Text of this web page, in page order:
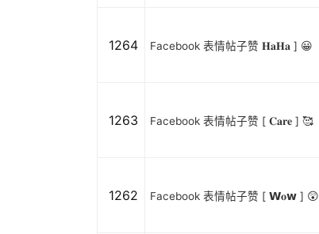
1264 Facebook 表情帖子赞 𝐇𝐚𝐇𝐚 ] 😀
1263 Facebook 表情帖子赞 [ 𝐂𝐚𝐫𝐞 ] 🥰
1262 Facebook 表情帖子赞 [ 𝗪𝐨𝘄 ] 😲